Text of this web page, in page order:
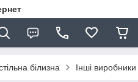
білизна Інші виробники